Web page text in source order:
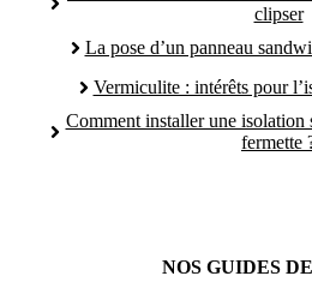
clipser
La pose d’un panneau
Vermiculite : intérêts pour
Comment installer une isolation
fermette
NOS GUIDES